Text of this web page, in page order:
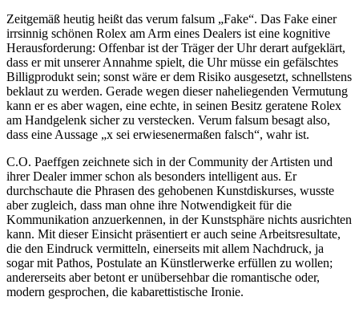
Zeitgemäß heutig heißt das verum falsum „Fake“. Das Fake einer
irrsinnig schönen Rolex am Arm eines Dealers ist eine kognitive
Herausforderung: Offenbar ist der Träger der Uhr derart aufgeklärt,
dass er mit unserer Annahme spielt, die Uhr müsse ein gefälschtes
Billigprodukt sein; sonst wäre er dem Risiko ausgesetzt, schnellstens
beklaut zu werden. Gerade wegen dieser naheliegenden Vermutung
kann er es aber wagen, eine echte, in seinen Besitz geratene Rolex
am Handgelenk sicher zu verstecken. Verum falsum besagt also,
dass eine Aussage „x sei erwiesenermaßen falsch“, wahr ist.
C.O. Paeffgen zeichnete sich in der Community der Artisten und
ihrer Dealer immer schon als besonders intelligent aus. Er
durchschaute die Phrasen des gehobenen Kunstdiskurses, wusste
aber zugleich, dass man ohne ihre Notwendigkeit für die
Kommunikation anzuerkennen, in der Kunstsphäre nichts ausrichten
kann. Mit dieser Einsicht präsentiert er auch seine Arbeitsresultate,
die den Eindruck vermitteln, einerseits mit allem Nachdruck, ja
sogar mit Pathos, Postulate an Künstlerwerke erfüllen zu wollen;
andererseits aber betont er unübersehbar die romantische oder,
modern gesprochen, die kabarettistische Ironie.